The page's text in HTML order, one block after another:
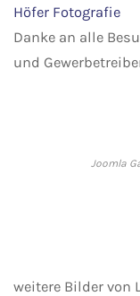
Höfer Fotografie
Danke an alle
und
Joomla
weitere Bilder von